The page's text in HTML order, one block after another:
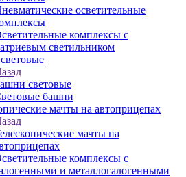
осветительные
комплексы с
светильником
световые
башни
мачты на автоприцепах
мачты на
комплексы с
и металлогалогенными